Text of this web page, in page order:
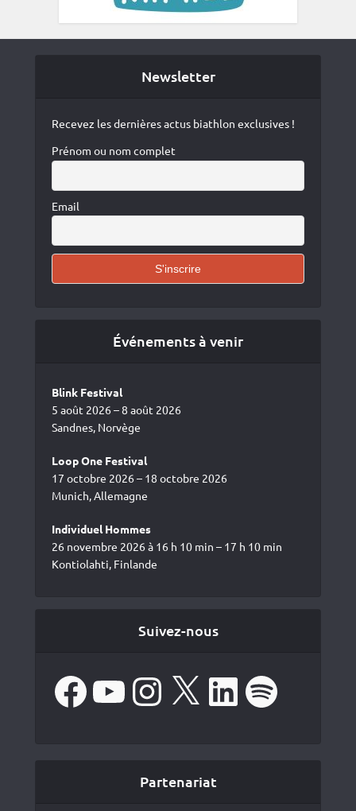
Newsletter
Recevez les dernières actus biathlon exclusives !
Prénom ou nom complet
Email
Événements à venir
Blink Festival
5 août 2026 – 8 août 2026
Sandnes, Norvège
Loop One Festival
17 octobre 2026 – 18 octobre 2026
Munich, Allemagne
Individuel Hommes
26 novembre 2026 à 16 h 10 min – 17 h 10 min
Kontiolahti, Finlande
Suivez-nous
FacebookYouTube Instagram LinkedIn Spotify
Partenariat